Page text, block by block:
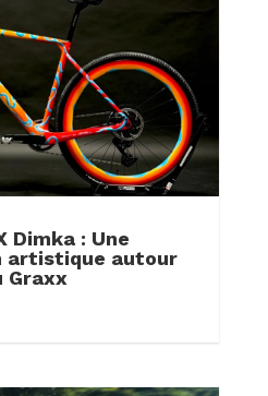
Dimka : Une
artistique autour
Graxx